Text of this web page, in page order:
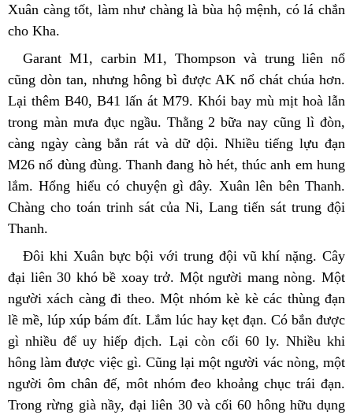
Xuân càng tốt, làm như chàng là bùa hộ mệnh, có lá chắn
cho Kha.
Garant M1, carbin M1, Thompson và trung liên nổ
cũng dòn tan, nhưng hông bì được AK nổ chát chúa hơn.
Lại thêm B40, B41 lấn át M79. Khói bay mù mịt hoà lẫn
trong màn mưa đục ngầu. Thằng 2 bữa nay cũng lì đòn,
càng ngày càng bắn rát và dữ dội. Nhiều tiếng lựu đạn
M26 nổ đùng đùng. Thanh đang hò hét, thúc anh em hung
lắm. Hổng hiểu có chuyện gì đây. Xuân lên bên Thanh.
Chàng cho toán trinh sát của Ni, Lang tiến sát trung đội
Thanh.
Đôi khi Xuân bực bội với trung đội vũ khí nặng. Cây
đại liên 30 khó bề xoay trở. Một người mang nòng. Một
người xách càng đi theo. Một nhóm kè kè các thùng đạn
lề mề, lúp xúp bám đít. Lắm lúc hay kẹt đạn. Có bắn được
gì nhiều để uy hiếp địch. Lại còn cối 60 ly. Nhiều khi
hông làm được việc gì. Cũng lại một người vác nòng, một
người ôm chân đế, môt nhóm đeo khoảng chục trái đạn.
Trong rừng già nầy, đại liên 30 và cối 60 hông hữu dụng